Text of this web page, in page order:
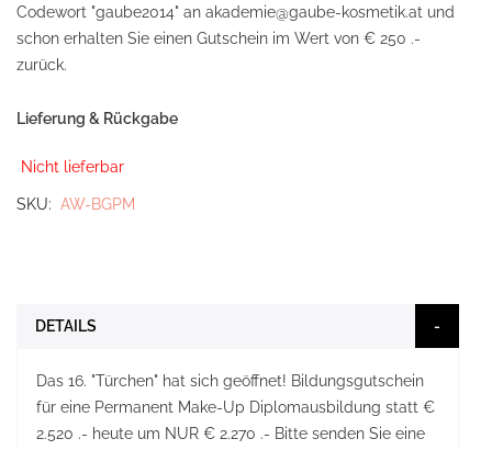
Codewort "gaube2014" an akademie@gaube-kosmetik.at und
schon erhalten Sie einen Gutschein im Wert von € 250 .-
zurück.
Lieferung & Rückgabe
Nicht lieferbar
SKU AW-BGPM
DETAILS
Das 16. "Türchen" hat sich geöffnet! Bildungsgutschein
für eine Permanent Make-Up Diplomausbildung statt €
2.520 .- heute um NUR € 2.270 .- Bitte senden Sie eine